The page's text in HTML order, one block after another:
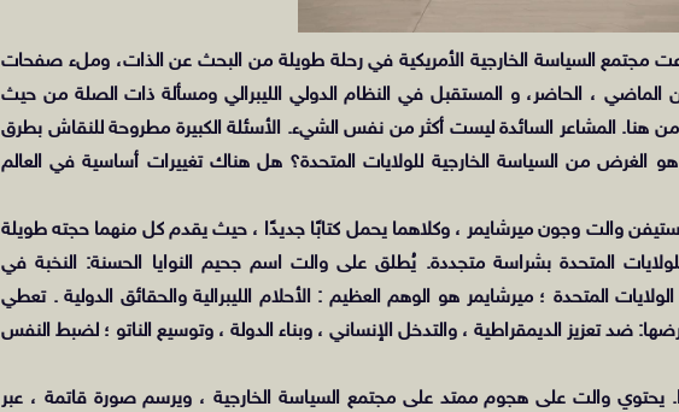
تشرين الثاني عام 2016، شرعت مجتمع السياسة الخارجية الأمريكية في رحلة طويلة من البحث عن الذات، وملء صفحات
، الحاضر، و المستقبل في النظام الدولي الليبرالي ومسألة ذات الصلة من حيث
من هنا. المشاعر السائدة ليست أكثر من نفس الشيء. الأسئلة الكبيرة مطروحة للنقاش بطرق
من السياسة الخارجية للولايات المتحدة؟ هل هناك تغييرات أساسية في العالم
ستيفن والت وجون ميرشايمر ، وكلاهما يحمل كتابًا جديدًا ، حيث يقدم كل منهما حجته طويلة
المتحدة بشراسة متجددة. يُطلق على والت اسم جحيم النوايا الحسنة: النخبة في
المتحدة ؛ ميرشايمر هو الوهم العظيم : الأحلام الليبرالية والحقائق الدولية . تعطي
ضد تعزيز الديمقراطية ، والتدخل الإنساني ، وبناء الدولة ، وتوسيع الناتو ؛ لضبط النفس
يحتوي والت على هجوم ممتد على مجتمع السياسة الخارجية ، ويرسم صورة قاتمة ، عبر